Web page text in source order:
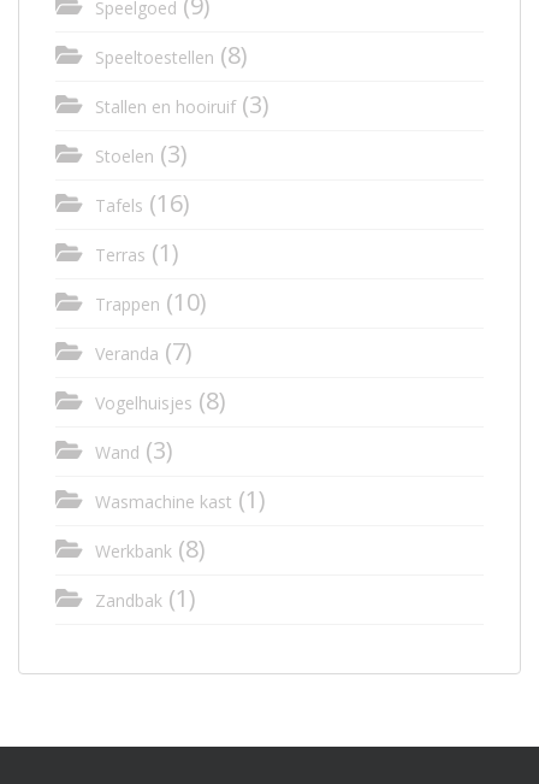
Speelgoed
Speeltoestellen (8)
Stallen en hooiruif(3)
Stoelen (3)
Tafels (16)
Terras (1)
Trappen (10)
Veranda (7)
Vogelhuisjes (8)
Wand (3)
Wasmachine kast (1)
Werkbank (8)
Zandbak (1)